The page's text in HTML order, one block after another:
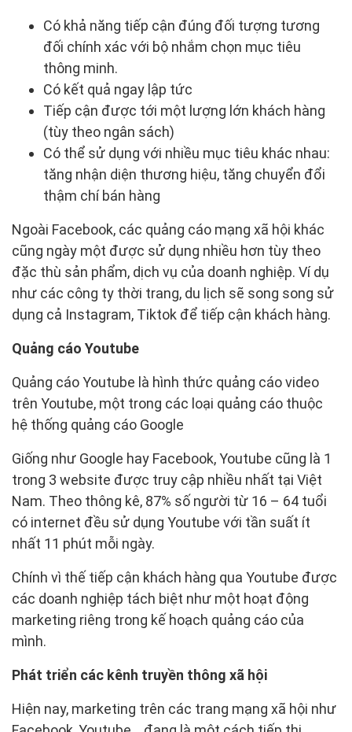
Có khả năng tiếp cận đúng đối tượng tương
đối chính xác với bộ nhắm chọn mục tiêu
thông minh.
Có kết quả ngay lập tức
Tiếp cận được tới một lượng lớn khách hàng
(tùy theo ngân sách)
Có thể sử dụng với nhiều mục tiêu khác nhau:
tăng nhận diện thương hiệu, tăng chuyển đổi
thậm chí bán hàng
Ngoài Facebook, các quảng cáo mạng xã hội khác
cũng ngày một được sử dụng nhiều hơn tùy theo
đặc thù sản phẩm, dịch vụ của doanh nghiệp. Ví dụ
như các công ty thời trang, du lịch sẽ song song sử
dụng cả Instagram, Tiktok để tiếp cận khách hàng.
Quảng cáo Youtube
Quảng cáo Youtube là hình thức quảng cáo video
trên Youtube, một trong các loại quảng cáo thuộc
hệ thống quảng cáo Google
Giống như Google hay Facebook, Youtube cũng là 1
trong 3 website được truy cập nhiều nhất tại Việt
Nam. Theo thông kê, 87% số người từ 16 – 64 tuổi
có internet đều sử dụng Youtube với tần suất ít
nhất 11 phút mỗi ngày.
Chính vì thế tiếp cận khách hàng qua Youtube được
các doanh nghiệp tách biệt như một hoạt động
marketing riêng trong kế hoạch quảng cáo của
mình.
Phát triển các kênh truyền thông xã hội
Hiện nay, marketing trên các trang mạng xã hội như